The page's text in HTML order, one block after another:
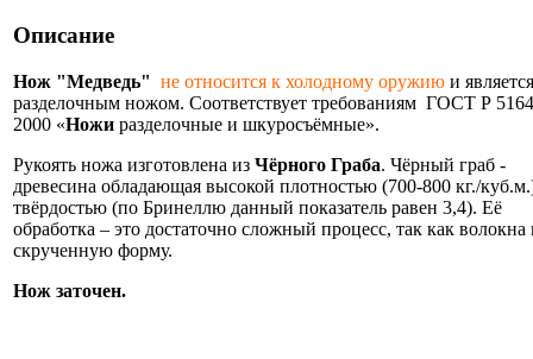
Описание
Нож "Медведь" не относится к холодному оружию и является
разделочным ножом. Соответствует требованиям ГОСТ Р
2000 «Ножи разделочные и шкуросъёмные».
Рукоять ножа изготовлена из Чёрного Граба. Чёрный граб -
древесина обладающая высокой плотностью (700-800 кг./
твёрдостью (по Бринеллю данный показатель равен 3,4). Её
обработка – это достаточно сложный процесс, так как
скрученную форму.
Нож заточен.